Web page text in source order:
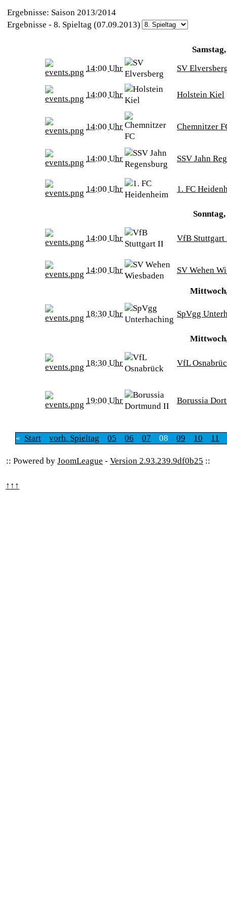
Ergebnisse: Saison 2013/2014
Ergebnisse - 8. Spieltag (07.09.2013)
14:00 Uhr
SV
14:00 Uhr Holstein Kiel
14:00 Uhr Chemnitzer
14:00 Uhr SSV Jahn
14:00 Uhr 1. FC
14:00 Uhr VfB
14:00 Uhr SV Wehen
18:30 Uhr SpVgg
18:30 Uhr VfL
19:00 Uhr Borussia
« Start vorh. Spieltag 05 06 07 08 09 10 11
:: Powered by JoomLeague - Version 2.93.239.9df0b25 ::
↑↑↑